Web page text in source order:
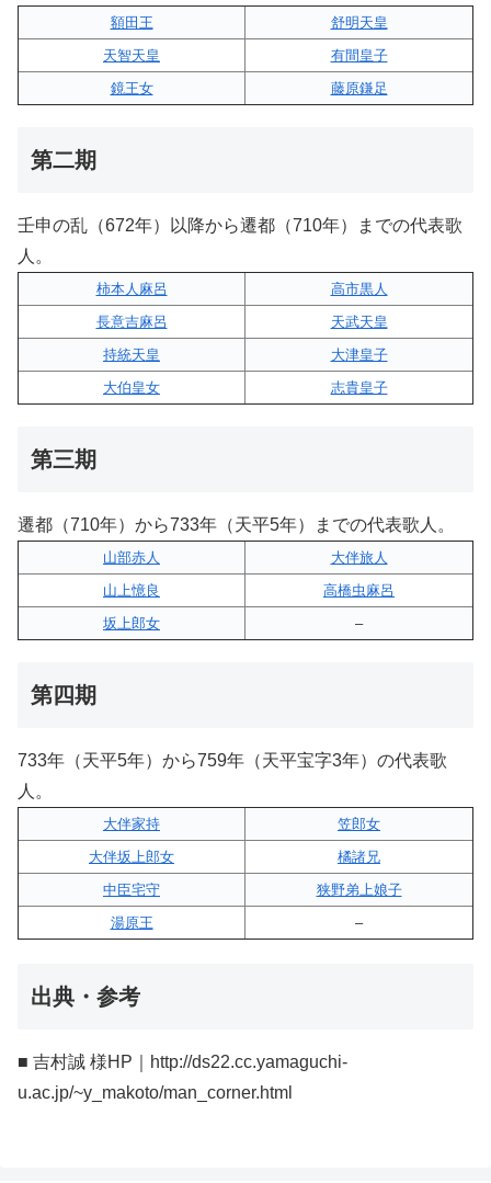
額田王
舒明天皇
天智天皇
有間皇子
鏡王女
藤原鎌足
第二期
壬申の乱（672年）以降から遷都（710年）までの代表歌
人。
柿本人麻呂
高市黒人
長意吉麻呂
天武天皇
持統天皇
大津皇子
大伯皇女
志貴皇子
第三期
遷都（710年）から733年（天平5年）までの代表歌人。
山部赤人
大伴旅人
山上憶良
高橋虫麻呂
坂上郎女
–
第四期
733年（天平5年）から759年（天平宝字3年）の代表歌
人。
大伴家持
笠郎女
大伴坂上郎女
橘諸兄
中臣宅守
狭野弟上娘子
湯原王
–
出典・参考
■ 吉村誠 様HP｜http://ds22.cc.yamaguchi-
u.ac.jp/~y_makoto/man_corner.html